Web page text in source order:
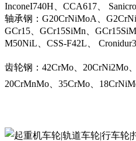
InconeI740H、CCA617、
轴承钢：G20CrNiMoA、
GCr15、GCr15SiMn、
M50NiL、CSS-F42L、
齿轮钢：42CrMo、20CrNi2Mo
20CrMnMo、35CrMo、